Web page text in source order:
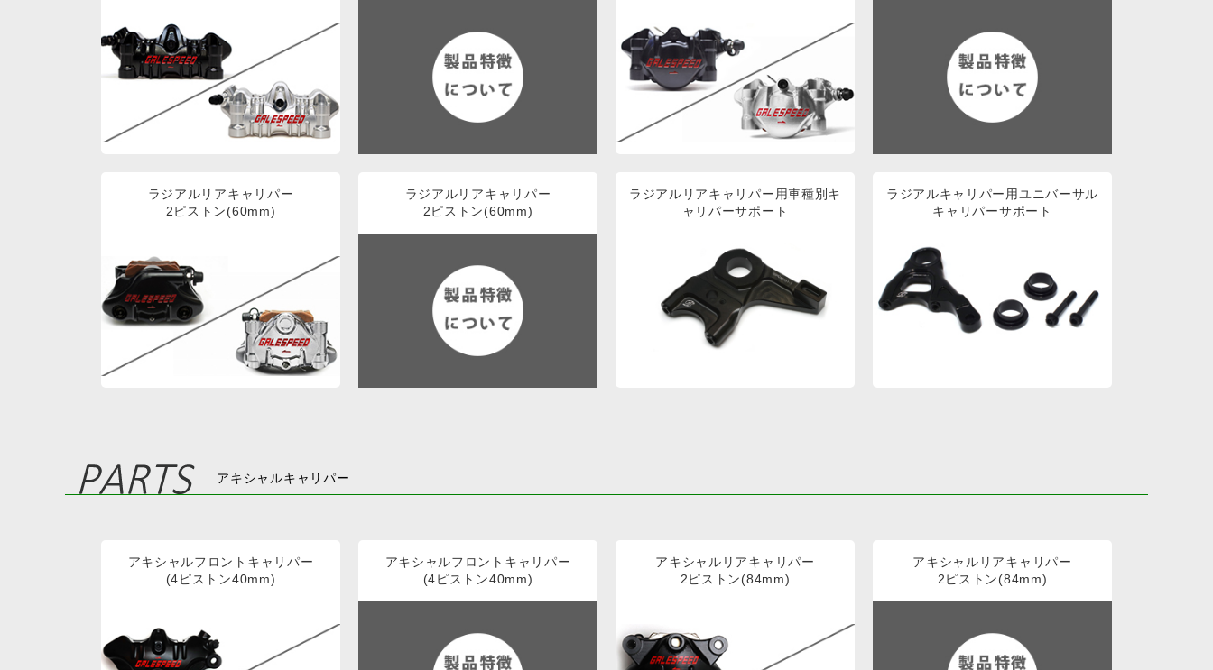
ラジアルリアキャリパー
2ピストン(60mm)
ラジアルリアキャリパー
2ピストン(60mm)
ラジアルリアキャリパー用車種別キ
ャリパーサポート
ラジアルキャリパー用ユニバーサル
キャリパーサポート
アキシャルキャリパー
アキシャルフロントキャリパー
(4ピストン40mm)
アキシャルフロントキャリパー
(4ピストン40mm)
アキシャルリアキャリパー
2ピストン(84mm)
アキシャルリアキャリパー
2ピストン(84mm)